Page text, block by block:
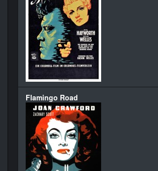
Flamingo Road